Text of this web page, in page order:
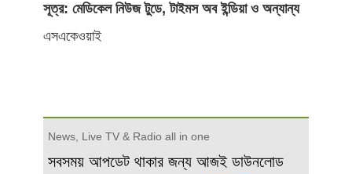
সূত্র: মেডিকেল নিউজ টুডে, টাইমস অব ইন্ডিয়া ও অন্যান্য
এসএকেওয়াই
News, Live TV & Radio all in one
সবসময় আপডেট থাকার জন্য আজই ডাউনলোড